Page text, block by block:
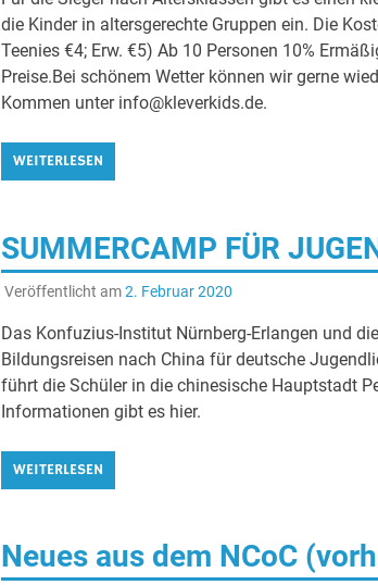
die Kinder in altersgerechte Gruppen ein. Die
Teenies €4; Erw. €5) Ab 10 Personen 10%
Preise.Bei schönem Wetter können wir gerne
Kommen unter info@kleverkids.de.
WEITERLESEN
SUMMERCAMP FÜR
Veröffentlicht am2. Februar 2020
Das Konfuzius-Institut Nürnberg-Erlangen und
Bildungsreisen nach China für deutsche
führt die Schüler in die chinesische Hauptstadt
Informationen gibt es hier.
WEITERLESEN
Neues aus dem NCoC